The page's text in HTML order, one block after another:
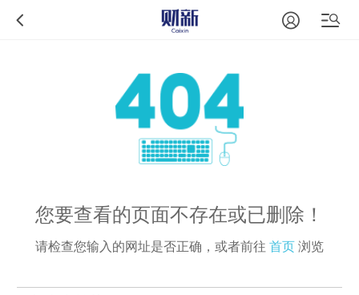
您要查看的页面不存在或已删除！
请检查您输入的网址是否正确，或者前往 首页 浏览